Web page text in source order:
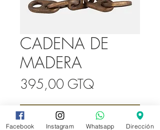
CADENA DE
MADERA
395,00 GTQPrecio
Agregar al Presupuesto
Facebook Instagram Whatsapp Dirección